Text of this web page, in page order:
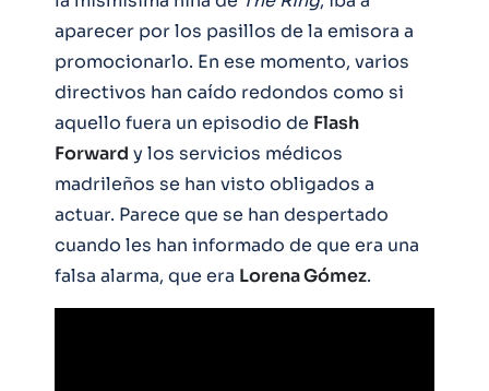
aparecer por los pasillos de la emisora a
promocionarlo. En ese momento, varios
directivos han caído redondos como si
aquello fuera un episodio de Flash
Forward y los servicios médicos
madrileños se han visto obligados a
actuar. Parece que se han despertado
cuando les han informado de que era una
falsa alarma, que era Lorena Gómez.